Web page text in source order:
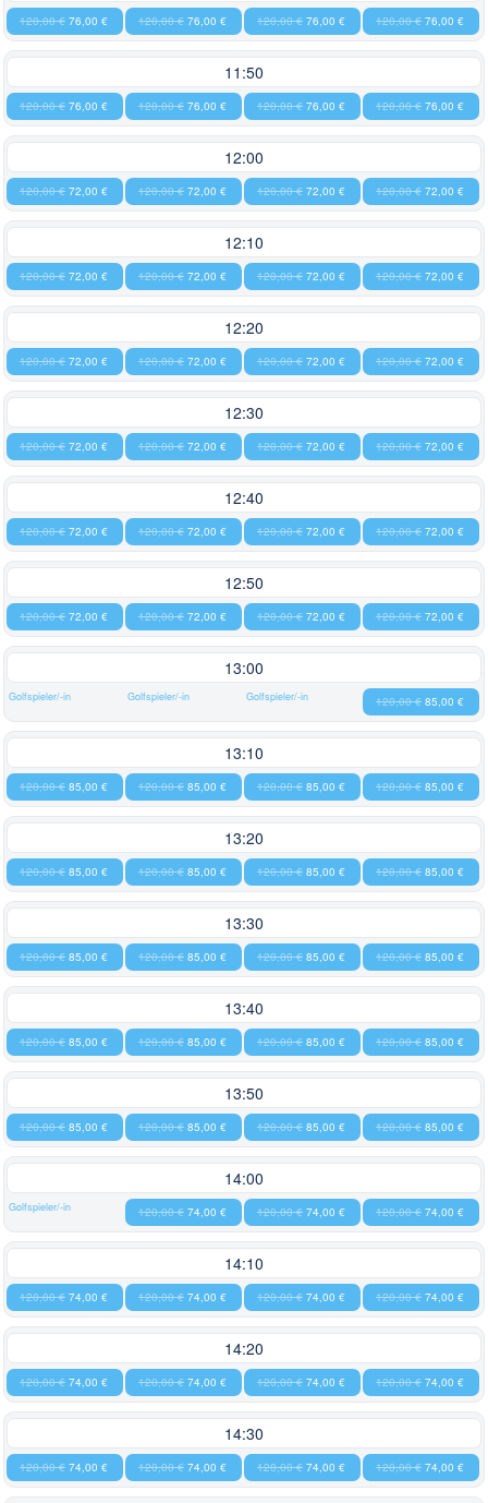
120,00 € 76,00 € 120,00 € 76,00 € 120,00 € 76,00 € 120,00 € 76,00 €
11:50
120,00 € 76,00 € 120,00 € 76,00 € 120,00 € 76,00 € 120,00 € 76,00 €
12:00
120,00 € 72,00 € 120,00 € 72,00 € 120,00 € 72,00 € 120,00 € 72,00 €
12:10
120,00 € 72,00 € 120,00 € 72,00 € 120,00 € 72,00 € 120,00 € 72,00 €
12:20
120,00 € 72,00 € 120,00 € 72,00 € 120,00 € 72,00 € 120,00 € 72,00 €
12:30
120,00 € 72,00 € 120,00 € 72,00 € 120,00 € 72,00 € 120,00 € 72,00 €
12:40
120,00 € 72,00 € 120,00 € 72,00 € 120,00 € 72,00 € 120,00 € 72,00 €
12:50
120,00 € 72,00 € 120,00 € 72,00 € 120,00 € 72,00 € 120,00 € 72,00 €
13:00
Golfspieler/-in Golfspieler/-in Golfspieler/-in 120,00 € 85,00 €
13:10
120,00 € 85,00 € 120,00 € 85,00 € 120,00 € 85,00 € 120,00 € 85,00 €
13:20
120,00 € 85,00 € 120,00 € 85,00 € 120,00 € 85,00 € 120,00 € 85,00 €
13:30
120,00 € 85,00 € 120,00 € 85,00 € 120,00 € 85,00 € 120,00 € 85,00 €
13:40
120,00 € 85,00 € 120,00 € 85,00 € 120,00 € 85,00 € 120,00 € 85,00 €
13:50
120,00 € 85,00 € 120,00 € 85,00 € 120,00 € 85,00 € 120,00 € 85,00 €
14:00
Golfspieler/-in 120,00 € 74,00 € 120,00 € 74,00 € 120,00 € 74,00 €
14:10
120,00 € 74,00 € 120,00 € 74,00 € 120,00 € 74,00 € 120,00 € 74,00 €
14:20
120,00 € 74,00 € 120,00 € 74,00 € 120,00 € 74,00 € 120,00 € 74,00 €
14:30
120,00 € 74,00 € 120,00 € 74,00 € 120,00 € 74,00 € 120,00 € 74,00 €